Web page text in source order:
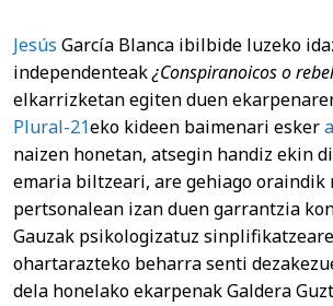
Jesús García Blanca ibilbide luzeko
independenteak¿Conspiranoicos o
elkarrizketan egiten duen
Plural-21eko kideen baimenari esker
naizen honetan, atsegin handiz ekin
emaria biltzeari, are gehiago oraindik
pertsonalean izan duen garrantzia
Gauzak psikologizatuz
ohartarazteko beharra senti
dela honelako ekarpenak Galdera